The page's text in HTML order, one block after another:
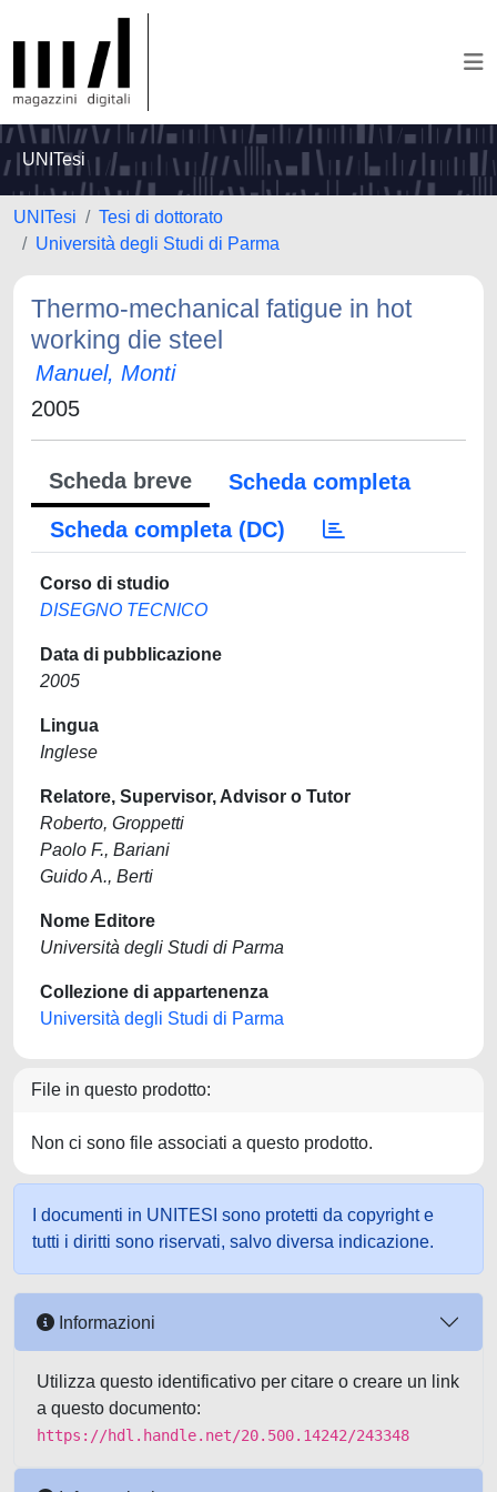
UNITesi
UNITesi
Tesi di dottorato
Università degli Studi di Parma
Thermo-mechanical fatigue in hot
working die steel
Manuel, Monti
2005
Scheda breve
Scheda completa
Scheda completa (DC)
Corso di studio
DISEGNO TECNICO
Data di pubblicazione
2005
Lingua
Inglese
Relatore, Supervisor, Advisor o Tutor
Roberto, Groppetti
Paolo F., Bariani
Guido A., Berti
Nome Editore
Università degli Studi di Parma
Collezione di appartenenza
Università degli Studi di Parma
File in questo prodotto:
Non ci sono file associati a questo prodotto.
I documenti in UNITESI sono protetti da copyright e
tutti i diritti sono riservati, salvo diversa indicazione.
Informazioni
Utilizza questo identificativo per citare o creare un link
a questo documento:
https://hdl.handle.net/20.500.14242/243348